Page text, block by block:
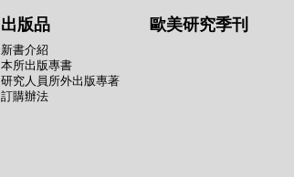
出版品
新書介紹
本所出版專書
研究人員所外出版專著
訂購辦法
歐美研究季刊